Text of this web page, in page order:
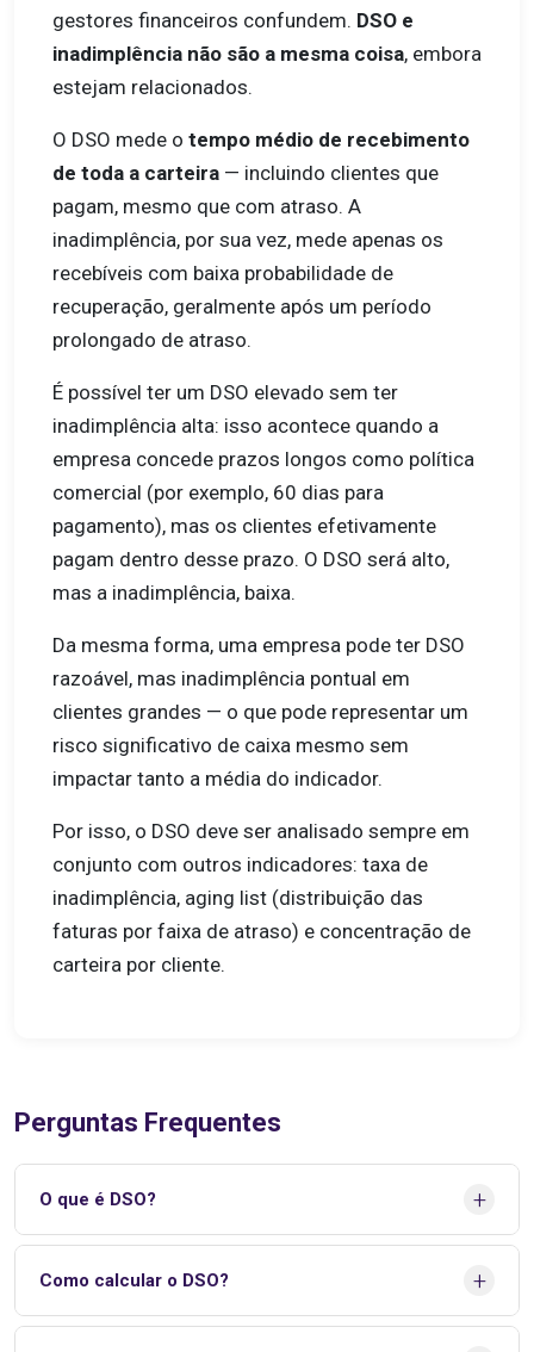
gestores financeiros confundem. DSO e
inadimplência não são a mesma coisa, embora
estejam relacionados.
O DSO mede o tempo médio de recebimento
de toda a carteira — incluindo clientes que
pagam, mesmo que com atraso. A
inadimplência, por sua vez, mede apenas os
recebíveis com baixa probabilidade de
recuperação, geralmente após um período
prolongado de atraso.
É possível ter um DSO elevado sem ter
inadimplência alta: isso acontece quando a
empresa concede prazos longos como política
comercial (por exemplo, 60 dias para
pagamento), mas os clientes efetivamente
pagam dentro desse prazo. O DSO será alto,
mas a inadimplência, baixa.
Da mesma forma, uma empresa pode ter DSO
razoável, mas inadimplência pontual em
clientes grandes — o que pode representar um
risco significativo de caixa mesmo sem
impactar tanto a média do indicador.
Por isso, o DSO deve ser analisado sempre em
conjunto com outros indicadores: taxa de
inadimplência, aging list (distribuição das
faturas por faixa de atraso) e concentração de
carteira por cliente.
Perguntas Frequentes
O que é DSO? +
Recebimento (PMR), é o indicador que mede, em dias, quanto
tempo em média uma empresa leva para receber o
Como calcular o DSO? +